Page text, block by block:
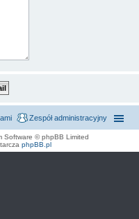
Zespół administracyjny
Software © phpBB Limited
phpBB.pl